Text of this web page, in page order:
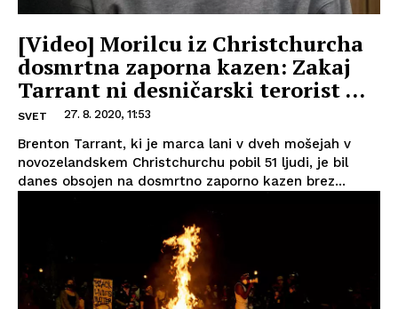
[Video] Morilcu iz Christchurcha
dosmrtna zaporna kazen: Zakaj
Tarrant ni desničarski terorist …
SVET 27. 8. 2020, 11:53
Brenton Tarrant, ki je marca lani v dveh mošejah v
novozelandskem Christchurchu pobil 51 ljudi, je bil
danes obsojen na dosmrtno zaporno kazen brez...